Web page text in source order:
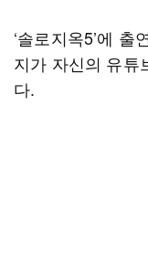
‘솔로지옥5’에
지가 자신의 유튜
다.